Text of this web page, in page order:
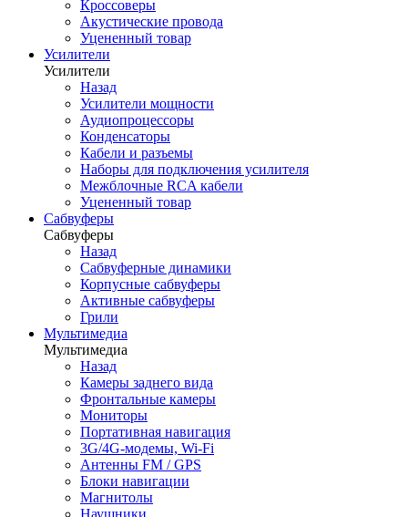
Кроссоверы
Акустические провода
Уцененный товар
Усилители
Усилители
Назад
Усилители мощности
Аудиопроцессоры
Конденсаторы
Кабели и разъемы
Наборы для подключения усилителя
Межблочные RCA кабели
Уцененный товар
Сабвуферы
Сабвуферы
Назад
Сабвуферные динамики
Корпусные сабвуферы
Активные сабвуферы
Грили
Мультимедиа
Мультимедиа
Назад
Камеры заднего вида
Фронтальные камеры
Мониторы
Портативная навигация
3G/4G-модемы, Wi-Fi
Антенны FM / GPS
Блоки навигации
Магнитолы
Наушники